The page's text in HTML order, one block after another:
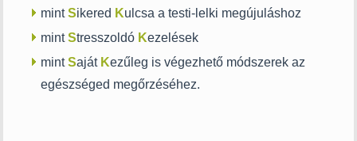
mintSikered Kulcsa a testi-lelki megújuláshoz
mintStresszoldó Kezelések
mintSaját Kezűleg is végezhető módszerek az
egészséged megőrzéséhez.